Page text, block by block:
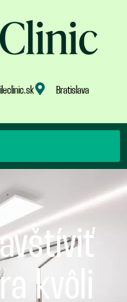
Bratislava
kvôli